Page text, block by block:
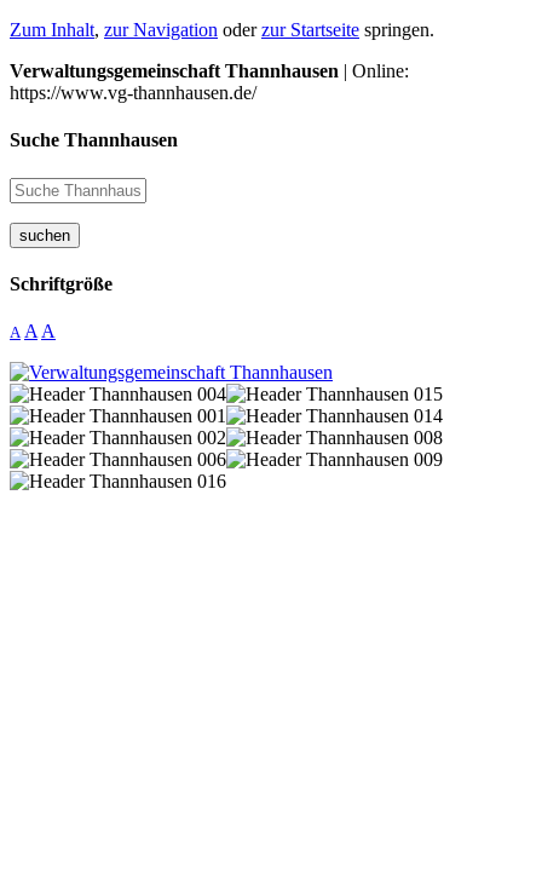
Zum Inhalt, zur Navigation oderzur Startseite springen.
Verwaltungsgemeinschaft Thannhausen | Online:
https://www.vg-thannhausen.de/
Suche Thannhausen
suchen
Schriftgröße
A A A